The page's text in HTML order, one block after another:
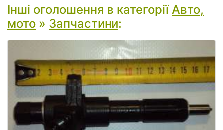
Інші оголошення в категоріїАвто,
мото » Запчастини: